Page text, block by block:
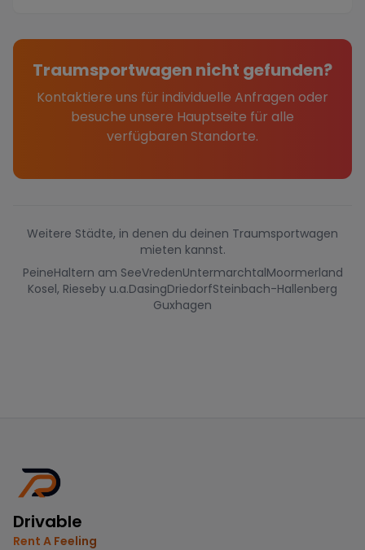
Traumsportwagen nicht gefunden?
Kontaktiere uns für individuelle Anfragen oder
besuche unsere Hauptseite für alle
verfügbaren Standorte.
Weitere Städte, in denen du deinen Traumsportwagen
mieten kannst.
PeineHaltern am SeeVredenUntermarchtalMoormerland
Kosel, Rieseby u.a.DasingDriedorfSteinbach-Hallenberg
Guxhagen
Drivable
Rent A Feeling